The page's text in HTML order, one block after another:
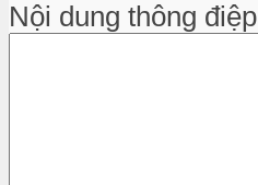
Nội dung thông điệp